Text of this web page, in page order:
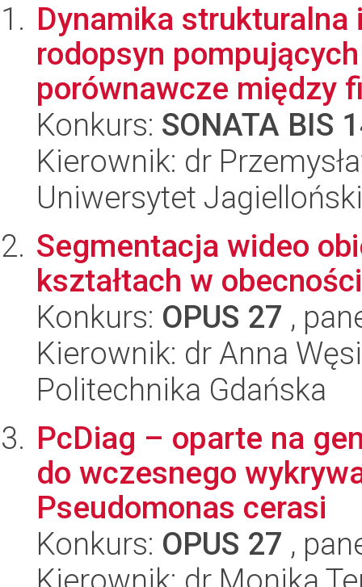
Dynamika
rodopsyn
porównawcze między
Konkurs: SONATA BIS
Kierownik: dr
Uniwersytet Jagielloński
Segmentacja wideo
kształtach w
Konkurs: OPUS 27 ,
Kierownik: dr Anna
Politechnika Gdańska
PcDiag – oparte na
do wczesnego
Pseudomonas cerasi
Konkurs: OPUS 27 ,